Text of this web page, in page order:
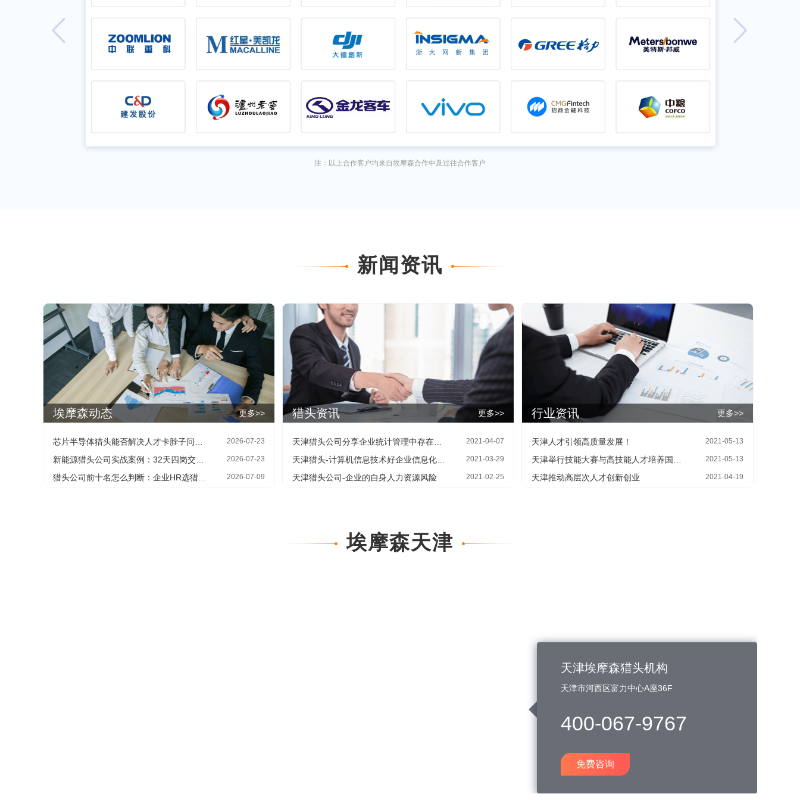
注：以上合作客户均来自埃摩森合作中及过往合作客户
新闻资讯
埃摩森动态 更多>>
2026-07-23
2026-07-23
2026-07-09
猎头资讯 更多>>
2021-04-07
2021-03-29
天津猎头公司-企业的自身人力资源风险 2021-02-25
行业资讯 更多>>
天津人才引领高质量发展！ 2021-05-13
2021-05-13
天津推动高层次人才创新创业 2021-04-19
埃摩森天津
天津埃摩森猎头机构
天津市河西区富力中心A座36F
400-067-9767
免费咨询